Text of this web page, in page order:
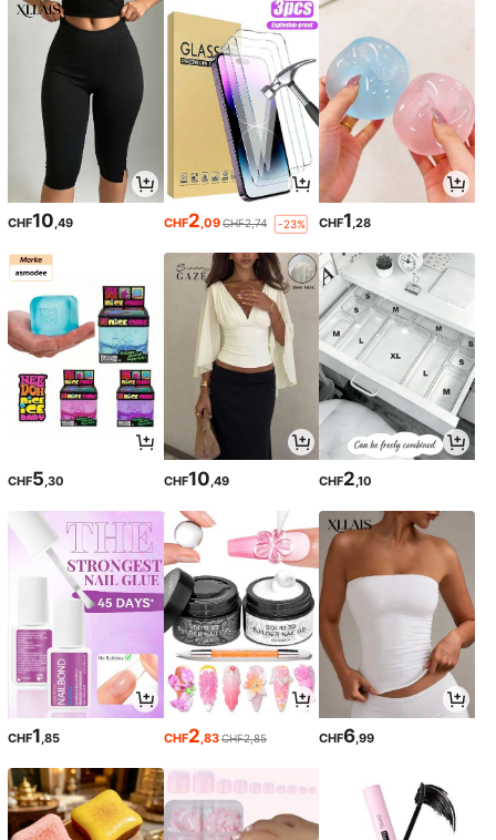
CHF10,49 CHF2,09CHF2,74 -23% CHF1,28
CHF5 ,30 CHF10 ,49 CHF2 ,10
CHF1,85 CHF2,83CHF2,85 CHF6,99